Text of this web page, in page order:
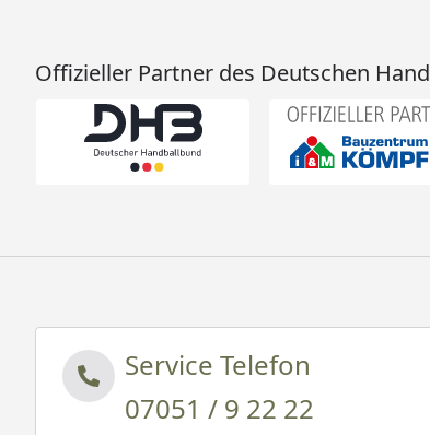
Offizieller Partner des Deutschen
Service Telefon
07051 / 9 22 22